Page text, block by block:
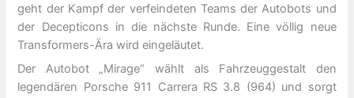
geht der Kampf der verfeindeten Teams der Autobots und
der Decepticons in die nächste Runde. Eine völlig neue
Transformers-Ära wird eingeläutet.
Der Autobot „Mirage“ wählt als Fahrzeuggestalt den
legendären Porsche 911 Carrera RS 3.8 (964) und sorgt